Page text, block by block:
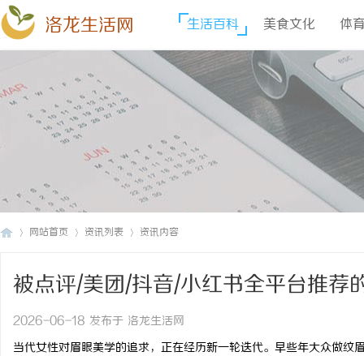
洛龙生活网 生活百科 美食文化 体
网站首页 资讯列表 资讯内容
被点评/美团/抖音/小红书全平台推荐
家的认可？
2026-06-18 发布于 洛龙生活网
当代女性对眉眼美学的追求，正在经历新一轮迭代。早些年大众做